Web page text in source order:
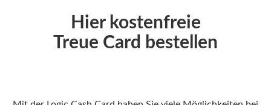
Hier kostenfreie
Treue Card bestellen